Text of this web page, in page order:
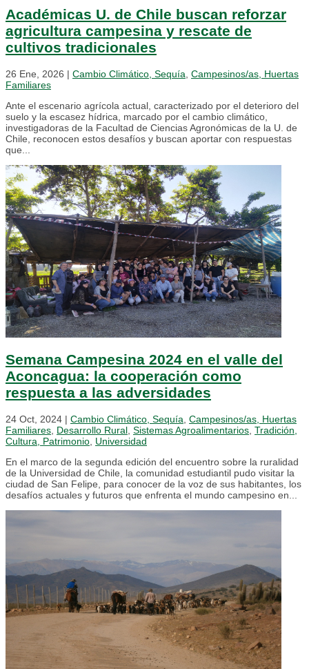
Académicas U. de Chile buscan reforzar
agricultura campesina y rescate de
cultivos tradicionales
26 Ene, 2026 | Cambio Climático, Sequía Campesinos/as, Huertas
Familiares
Ante el escenario agrícola actual, caracterizado por el deterioro del
suelo y la escasez hídrica, marcado por el cambio climático,
investigadoras de la Facultad de Ciencias Agronómicas de la U. de
Chile, reconocen estos desafíos y buscan aportar con respuestas
que...
Semana Campesina 2024 en el valle del
Aconcagua: la cooperación como
respuesta a las adversidades
24 Oct, 2024 | Cambio Climático, Sequía Campesinos/as, Huertas
Familiares Desarrollo Rural Sistemas Agroalimentarios Tradición,
Cultura, Patrimonio Universidad
En el marco de la segunda edición del encuentro sobre la ruralidad
de la Universidad de Chile, la comunidad estudiantil pudo visitar la
ciudad de San Felipe, para conocer de la voz de sus habitantes, los
desafíos actuales y futuros que enfrenta el mundo campesino en...